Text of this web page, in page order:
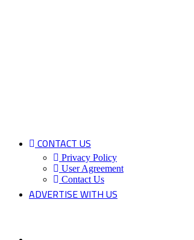
CONTACT US
Privacy Policy
User Agreement
Contact Us
ADVERTISE WITH US